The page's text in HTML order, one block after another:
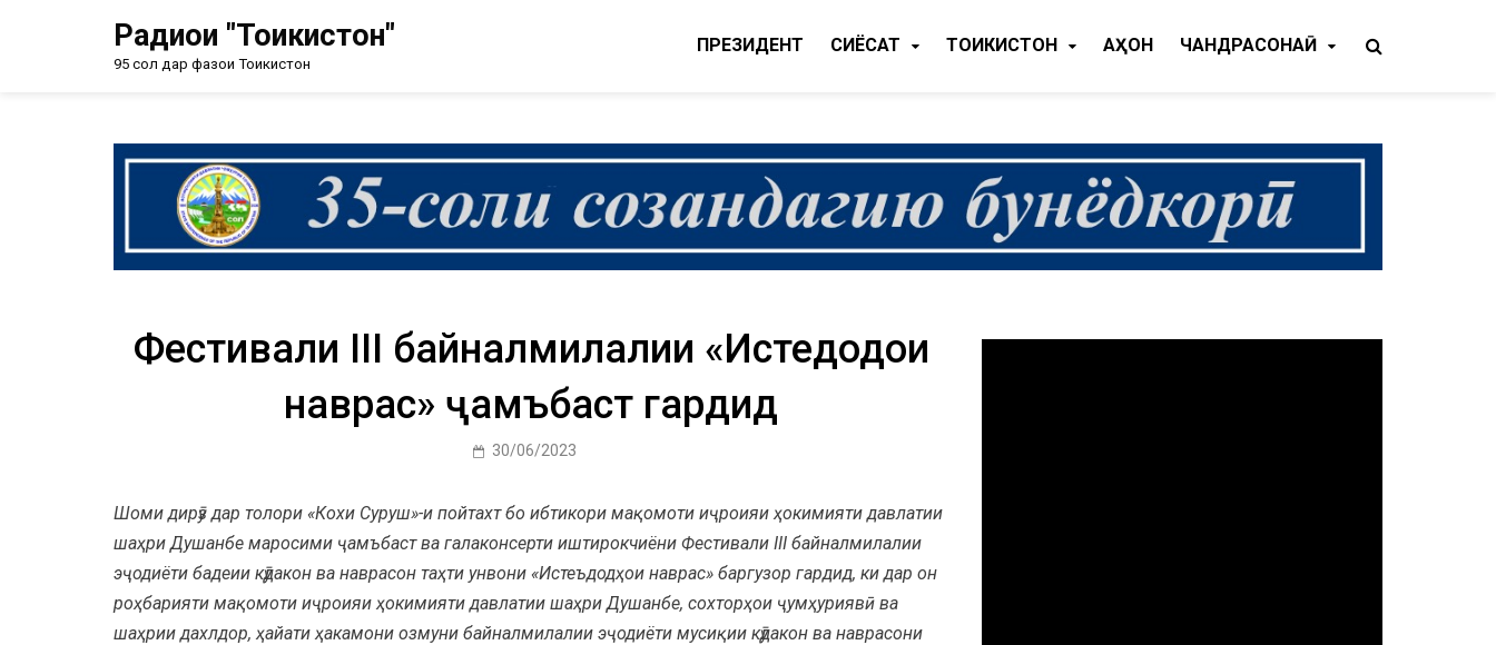
Радиои "Тоҷикистон"
95 сол дар фазои Тоҷикистон
ПРЕЗИДЕНТ CИЁСАТ ТОҶИКИСТОН ҶАҲОН ЧАНДРАСОНАӢ
Фестивали III байналмилалии «Истедодҳои
наврас» ҷамъбаст гардид
30/06/2023
Шоми дирӯз дар толори «Кохи Суруш»-и пойтахт бо ибтикори мақомоти иҷроияи ҳокимияти давлатии
шаҳри Душанбе маросими ҷамъбаст ва галаконсерти иштирокчиёни Фестивали III байналмилалии
эҷодиёти бадеии кӯдакон ва наврасон таҳти унвони «Истеъдодҳои наврас» баргузор гардид, ки дар он
роҳбарияти мақомоти иҷроияи ҳокимияти давлатии шаҳри Душанбе, сохторҳои ҷумҳуриявӣ ва
шаҳрии дахлдор, ҳайати ҳакамони озмуни байналмилалии эҷодиёти мусиқии кӯдакон ва наврасони